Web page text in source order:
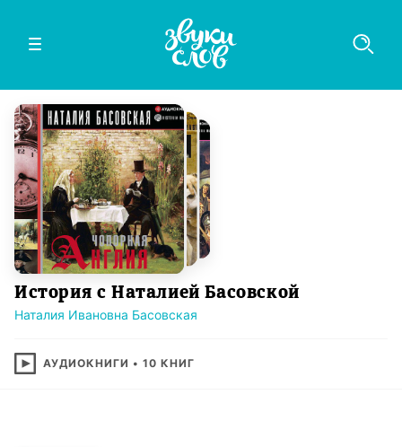
История с Наталией Басовской
Наталия Ивановна Басовская
АУДИОКНИГИ • 10 КНИГ